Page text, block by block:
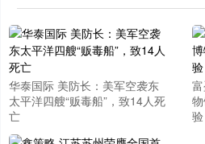
华泰国际 美防长：美军空袭东
太平洋四艘“贩毒船”，致14人死
亡
验